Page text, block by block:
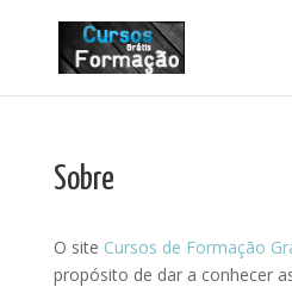
Sobre
O site Cursos de Formação
propósito de dar a conhecer